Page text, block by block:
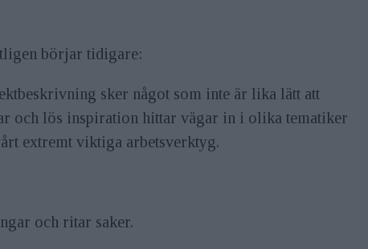
börjar tidigare:
sker något som inte är lika lätt att
och lös inspiration hittar vägar in i olika tematiker
extremt viktiga arbetsverktyg.
och ritar saker.